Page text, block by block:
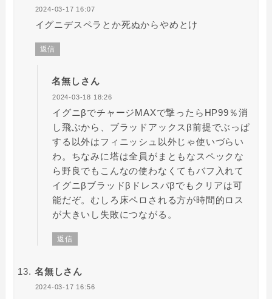
2024-03-17 16:07
イグニデスペラとか死ぬからやめとけ
返信
名無しさん
2024-03-18 18:26
イグニβでチャージMAXで撃ったらHP99％消
し飛ぶから、ブラッドアックスβ前提でぶっぱ
する以外はフィニッシュ以外じゃ使いづらい
わ。ちなみに塔は全員がまともなスペックな
ら野良でもこんなの使わなくてもバフ入れて
イグニβブラッドβドレスパβでもクリアは可
能だぞ。むしろ床ペロされる方が時間的ロス
が大きいし失敗につながる。
返信
名無しさん
2024-03-17 16:56